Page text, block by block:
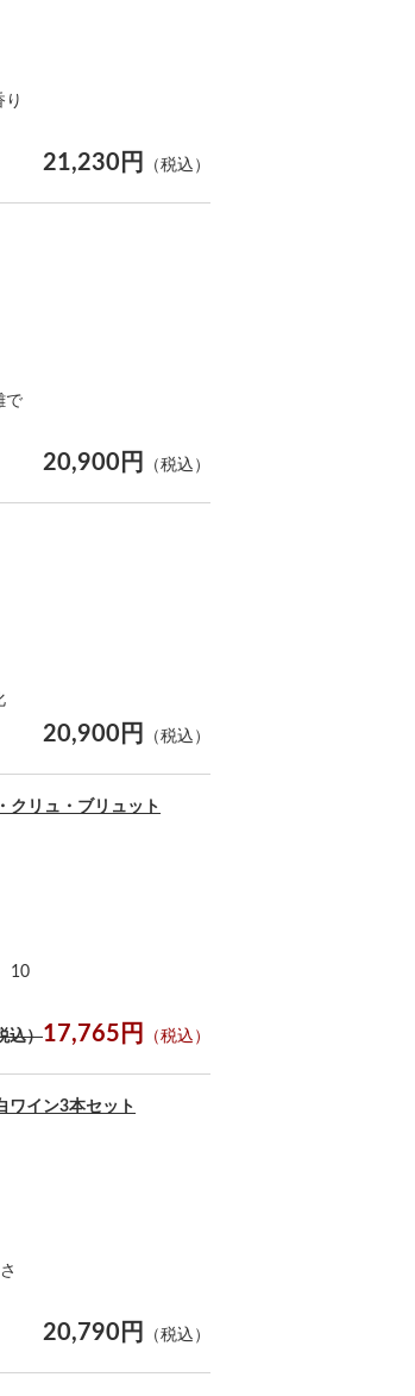
21,230円 （税込）
で
20,900円 （税込）
20,900円 （税込）
クリュ・ブリュット
10
込）17,765円 （税込）
ワイン3本セット
20,790円 （税込）